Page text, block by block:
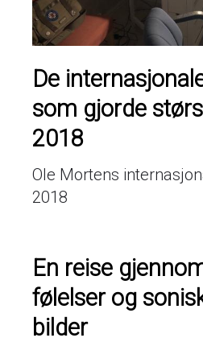
De
som gjorde
2018
Ole Mortens
2018
En reise
følelser og
bilder